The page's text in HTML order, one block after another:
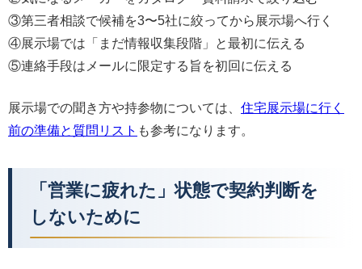
③第三者相談で候補を3〜5社に絞ってから展示場へ行く
④展示場では「まだ情報収集段階」と最初に伝える
⑤連絡手段はメールに限定する旨を初回に伝える
展示場での聞き方や持参物については、 住宅展示場に行く
前の準備と質問リスト も参考になります。
「営業に疲れた」状態で契約判断を
しないために